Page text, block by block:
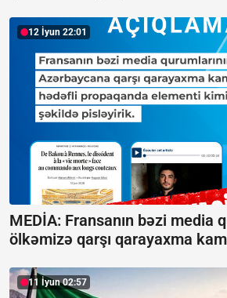
12 İyun 22:01
MEDİA: Fransanın bəzi media
ölkəmizə qarşı qarayaxma
11 İyun 02:57